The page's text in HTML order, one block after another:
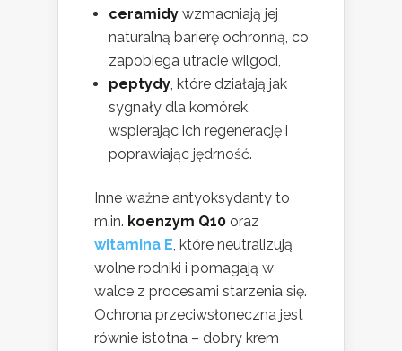
ceramidy wzmacniają jej
naturalną barierę ochronną, co
zapobiega utracie wilgoci,
peptydy, które działają jak
sygnały dla komórek,
wspierając ich regenerację i
poprawiając jędrność.
Inne ważne antyoksydanty to
m.in. koenzym Q10 oraz
witamina E, które neutralizują
wolne rodniki i pomagają w
walce z procesami starzenia się.
Ochrona przeciwsłoneczna jest
równie istotna – dobry krem